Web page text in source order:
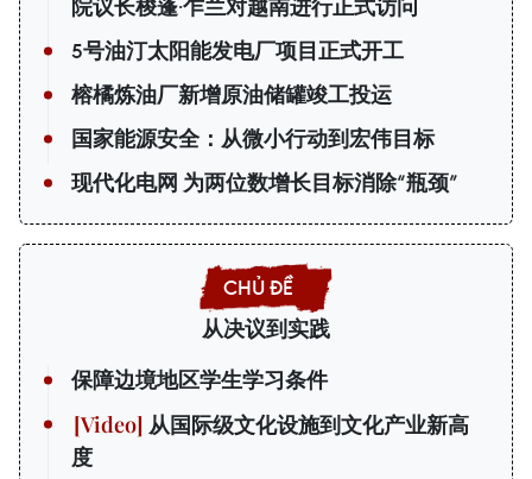
院议长梭蓬·乍兰对越南进行正式访问
5号油汀太阳能发电厂项目正式开工
榕橘炼油厂新增原油储罐竣工投运
国家能源安全：从微小行动到宏伟目标
现代化电网 为两位数增长目标消除“瓶颈”
从决议到实践
保障边境地区学生学习条件
从国际级文化设施到文化产业新高
度